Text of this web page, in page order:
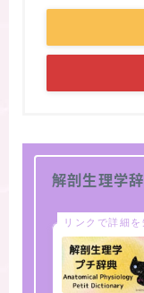
解剖生理学
リンクで詳細